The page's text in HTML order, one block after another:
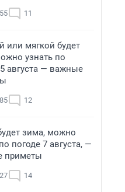
11
или мягкой будет
узнать по
августа — важные
12
зима, можно
погоде 7 августа, —
приметы
14